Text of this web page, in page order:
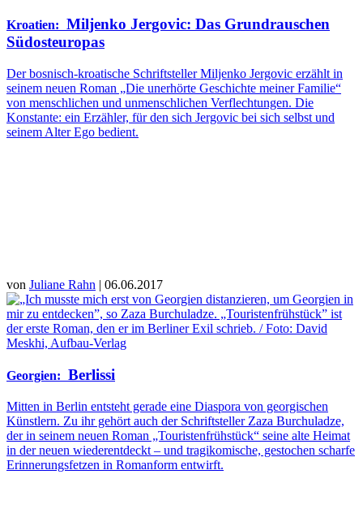
Kroatien: Miljenko Jergovic: Das Grundrauschen
Südosteuropas
Der bosnisch-kroatische Schriftsteller Miljenko Jergovic erzählt in
seinem neuen Roman „Die unerhörte Geschichte meiner Familie“
von menschlichen und unmenschlichen Verflechtungen. Die
Konstante: ein Erzähler, für den sich Jergovic bei sich selbst und
seinem Alter Ego bedient.
von Juliane Rahn | 06.06.2017
Georgien: Berlissi
Mitten in Berlin entsteht gerade eine Diaspora von georgischen
Künstlern. Zu ihr gehört auch der Schriftsteller Zaza Burchuladze,
der in seinem neuen Roman „Touristenfrühstück“ seine alte Heimat
in der neuen wiederentdeckt – und tragikomische, gestochen scharfe
Erinnerungsfetzen in Romanform entwirft.